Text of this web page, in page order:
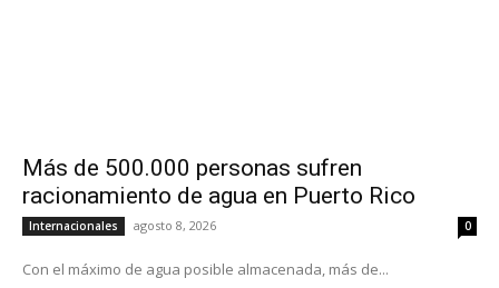
Más de 500.000 personas sufren
racionamiento de agua en Puerto Rico
Internacionales agosto 8, 2026 0
Con el máximo de agua posible almacenada, más de...